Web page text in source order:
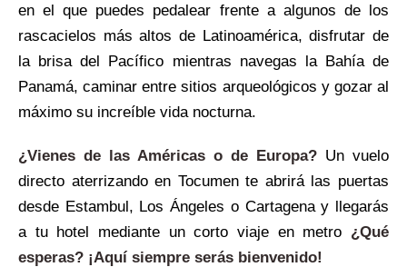
en el que puedes pedalear frente a algunos de los
rascacielos más altos de Latinoamérica, disfrutar de
la brisa del Pacífico mientras navegas la Bahía de
Panamá, caminar entre sitios arqueológicos y gozar al
máximo su increíble vida nocturna.
¿Vienes de las Américas o de Europa? Un vuelo
directo aterrizando en Tocumen te abrirá las puertas
desde Estambul, Los Ángeles o Cartagena y llegarás
a tu hotel mediante un corto viaje en metro ¿Qué
esperas? ¡Aquí siempre serás bienvenido!